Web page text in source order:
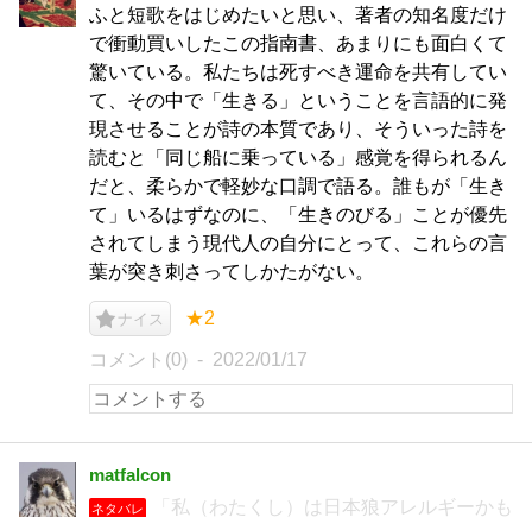
ふと短歌をはじめたいと思い、著者の知名度だけ
で衝動買いしたこの指南書、あまりにも面白くて
驚いている。私たちは死すべき運命を共有してい
て、その中で「生きる」ということを言語的に発
現させることが詩の本質であり、そういった詩を
読むと「同じ船に乗っている」感覚を得られるん
だと、柔らかで軽妙な口調で語る。誰もが「生き
て」いるはずなのに、「生きのびる」ことが優先
されてしまう現代人の自分にとって、これらの言
葉が突き刺さってしかたがない。
ナイス ★2
コメント(0) 2022/01/17
matfalcon
ネタバレ 「私（わたくし）は日本狼アレルギーかも